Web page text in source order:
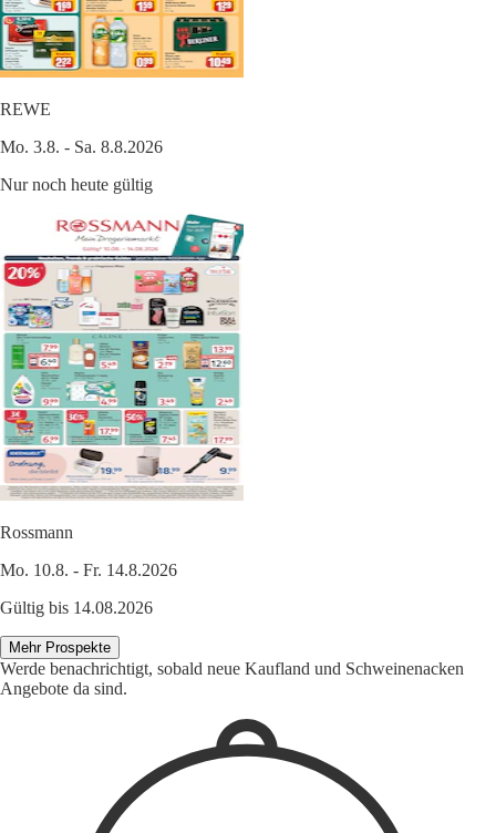
REWE
Mo. 3.8. - Sa. 8.8.2026
Nur noch heute gültig
Rossmann
Mo. 10.8. - Fr. 14.8.2026
Gültig bis 14.08.2026
Mehr Prospekte
Werde benachrichtigt, sobald neue Kaufland und Schweinenacken
Angebote da sind.